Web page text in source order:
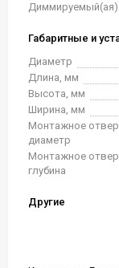
Диммируемый(ая)
Габаритные и
Диаметр
Длина, мм
Высота, мм
Ширина, мм
Монтажное
диаметр
Монтажное
глубина
Другие